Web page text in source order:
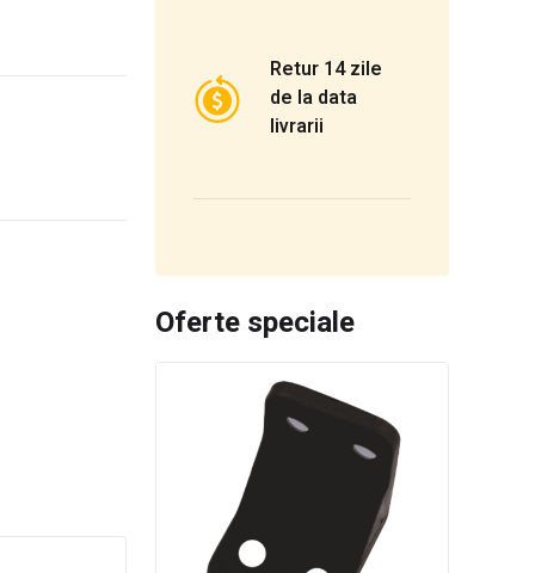
Retur 14 zile
de la data
livrarii
Oferte speciale